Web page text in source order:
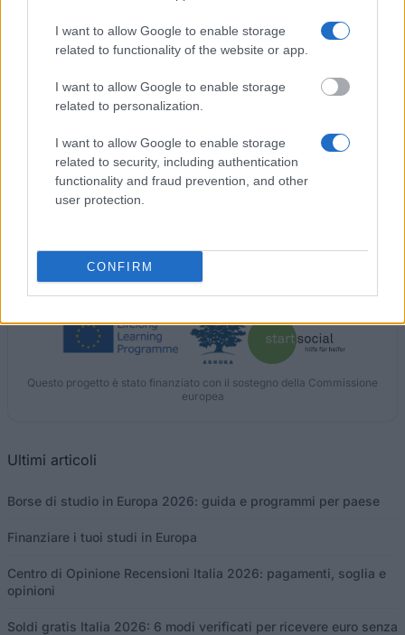
I want to allow Google to enable storage
related to functionality of the website or app.
I want to allow Google to enable storage
related to personalization.
I want to allow Google to enable storage
related to security, including authentication
functionality and fraud prevention, and other
user protection.
CONFIRM
dello studio. La selezione dei candidati si basa sul
rendimento scolastico. Non esistono ulteriori requisiti.
Application deadline
Attualmente non abbiamo informazioni sul
termine
I nostriPartner
Questo progetto è stato finanziato con il sostegno della Commissione
europea
Ultimi articoli
Borse di studio in Europa 2026: guida e programmi per paese
Finanziare i tuoi studi in Europa
Centro di Opinione Recensioni Italia 2026: pagamenti, soglia e
opinioni
Soldi gratis Italia 2026: 6 modi verificati per ricevere euro senza